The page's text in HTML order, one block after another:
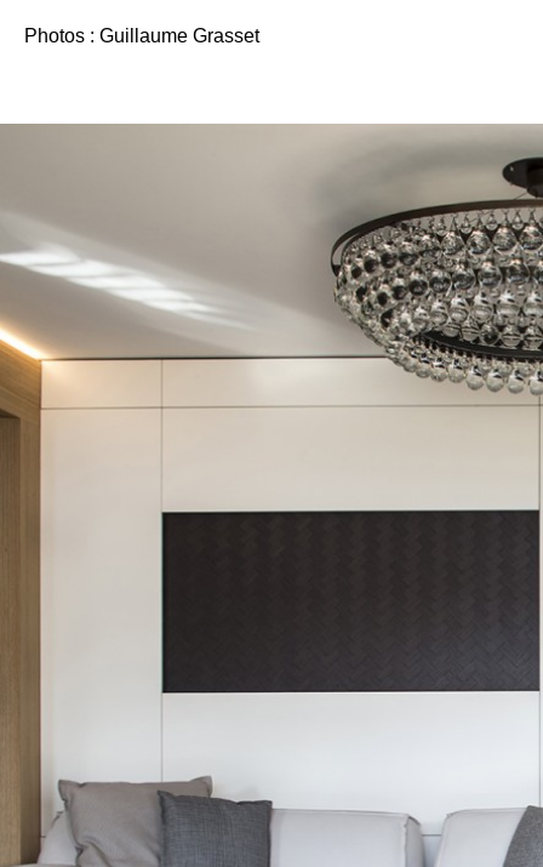
Photos : Guillaume Grasset